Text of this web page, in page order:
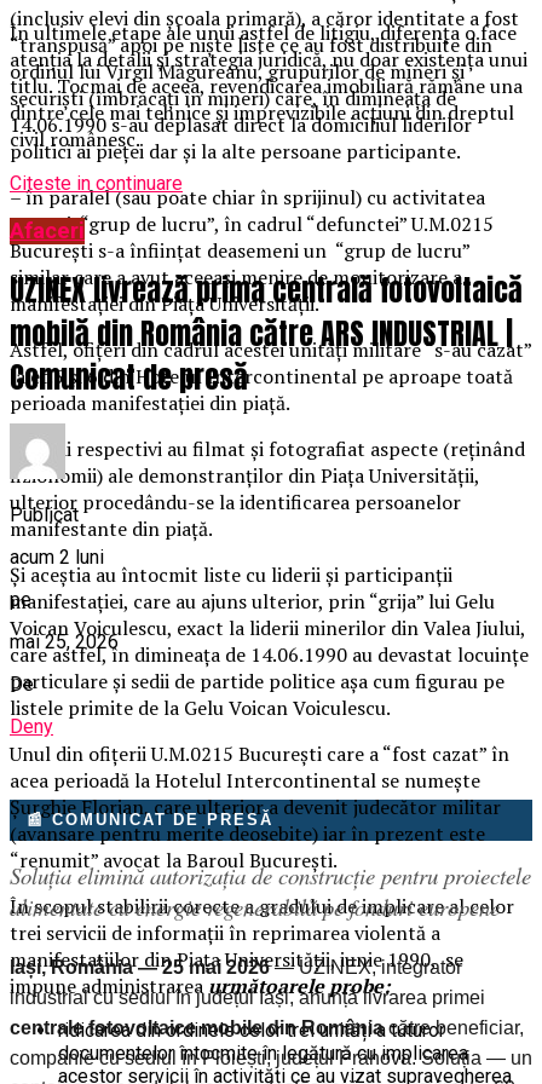
(inclusiv elevi din școala primară), a căror identitate a fost
“transpusă” apoi pe niște liste ce au fost distribuite din
ordinul lui Virgil Măgureanu, grupurilor de mineri și
securiști (îmbrăcați în mineri) care, în dimineața de
14.06.1990 s-au deplasat direct la domiciliul liderilor
politici ai pieței dar și la alte persoane participante.
– în paralel (sau poate chiar în sprijinul) cu activitatea
acestui “grup de lucru”, în cadrul “defunctei” U.M.0215
București s-a înființat deasemeni un “grup de lucru”
similar care a avut aceeași menire de monitorizare a
manifestației din Piața Universității.
Astfel, ofițeri din cadrul acestei unități militare “s-au cazat”
la et.5 și 6 din Hotelul Intercontinental pe aproape toată
perioada manifestației din piață.
Ofițerii respectivi au filmat și fotografiat aspecte (reținând
fizionomii) ale demonstranților din Piața Universității,
ulterior procedându-se la identificarea persoanelor
manifestante din piață.
Și aceștia au întocmit liste cu liderii și participanții
manifestației, care au ajuns ulterior, prin “grija” lui Gelu
Voican Voiculescu, exact la liderii minerilor din Valea Jiului,
care astfel, în dimineața de 14.06.1990 au devastat locuințe
particulare și sedii de partide politice așa cum figurau pe
listele primite de la Gelu Voican Voiculescu.
Unul din ofițerii U.M.0215 București care a “fost cazat” în
acea perioadă la Hotelul Intercontinental se numește
Șurghie Florian, care ulterior a devenit judecător militar
(avansare pentru merite deosebite) iar în prezent este
“renumit” avocat la Baroul București.
În scopul stabilirii corecte a gradului de implicare al celor
trei servicii de informații în reprimarea violentă a
manifestațiilor din Piața Universității, iunie 1990, se
impune administrarea următoarele probe:
ridicarea din ordinele celor trei unități a tuturor
documentelor întocmite în legătură cu implicarea
acestor servicii în activități ce au vizat supravegherea
În ultimele etape ale unui astfel de litigiu, diferența o face
atenția la detalii și strategia juridică, nu doar existența unui
titlu. Tocmai de aceea, revendicarea imobiliară rămâne una
dintre cele mai tehnice și imprevizibile acțiuni din dreptul
civil românesc.
Citeste in continuare
Afaceri
UZINEX livrează prima centrală fotovoltaică
mobilă din România către ARS INDUSTRIAL |
Comunicat de presă
Publicat
acum 2 luni
pe
mai 25, 2026
De
Deny
📰 COMUNICAT DE PRESĂ
Soluția elimină autorizația de construcție pentru proiectele
alimentate cu energie regenerabilă pe fonduri europene
Iași, România — 25 mai 2026— UZINEX, integrator
industrial cu sediul în județul Iași, anunță livrarea primei
centrale fotovoltaice mobile din Româniacătre beneficiar,
companie cu sediul în Ploiești, județul Prahova. Soluția — un